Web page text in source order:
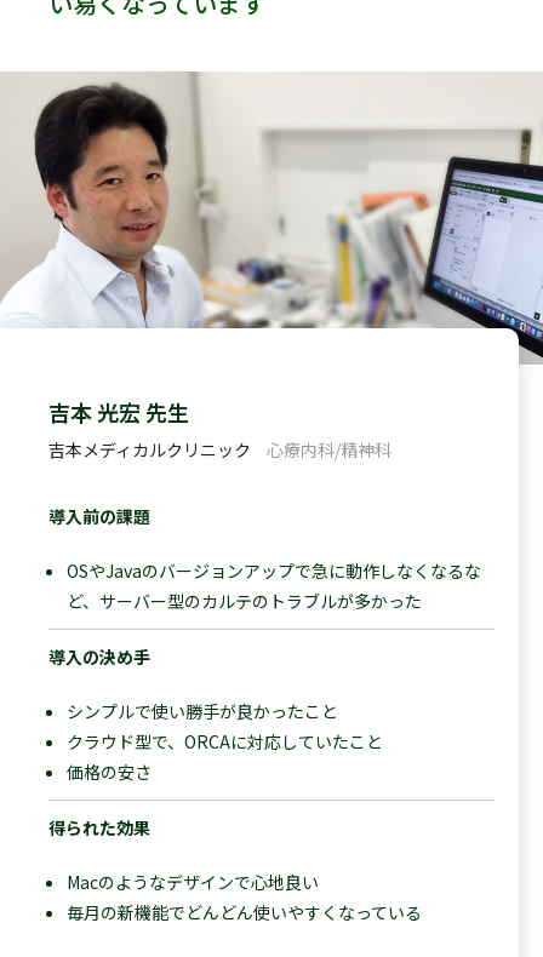
吉本 光宏 先生
吉本メディカルクリニック 心療内科/精神科
導入前の課題
OSやJavaのバージョンアップで急に動作しなくなるな
ど、サーバー型のカルテのトラブルが多かった
導入の決め手
シンプルで使い勝手が良かったこと
クラウド型で、ORCAに対応していたこと
価格の安さ
得られた効果
Macのようなデザインで心地良い
毎月の新機能でどんどん使いやすくなっている